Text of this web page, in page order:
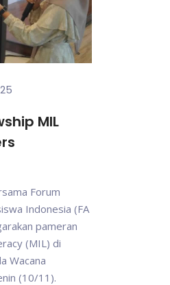
MIL
Forum
Indonesia (FA
pameran
(MIL) di
Wacana
(10/11).